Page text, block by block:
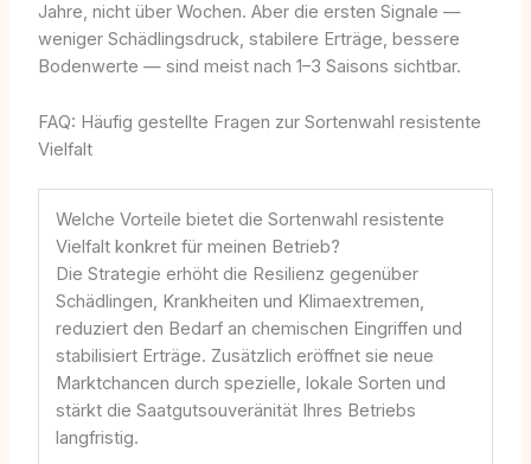
Jahre, nicht über Wochen. Aber die ersten Signale —
weniger Schädlingsdruck, stabilere Erträge, bessere
Bodenwerte — sind meist nach 1–3 Saisons sichtbar.
FAQ: Häufig gestellte Fragen zur Sortenwahl resistente
Vielfalt
Welche Vorteile bietet die Sortenwahl resistente
Vielfalt konkret für meinen Betrieb?
Die Strategie erhöht die Resilienz gegenüber
Schädlingen, Krankheiten und Klimaextremen,
reduziert den Bedarf an chemischen Eingriffen und
stabilisiert Erträge. Zusätzlich eröffnet sie neue
Marktchancen durch spezielle, lokale Sorten und
stärkt die Saatgutsouveränität Ihres Betriebs
langfristig.